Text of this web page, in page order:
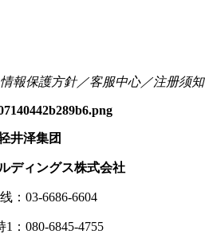
報保護方針／客服中心／注册须知
井泽集团
ディングス株式会社
：03-6686-6604
1 ： 080-6845-4755